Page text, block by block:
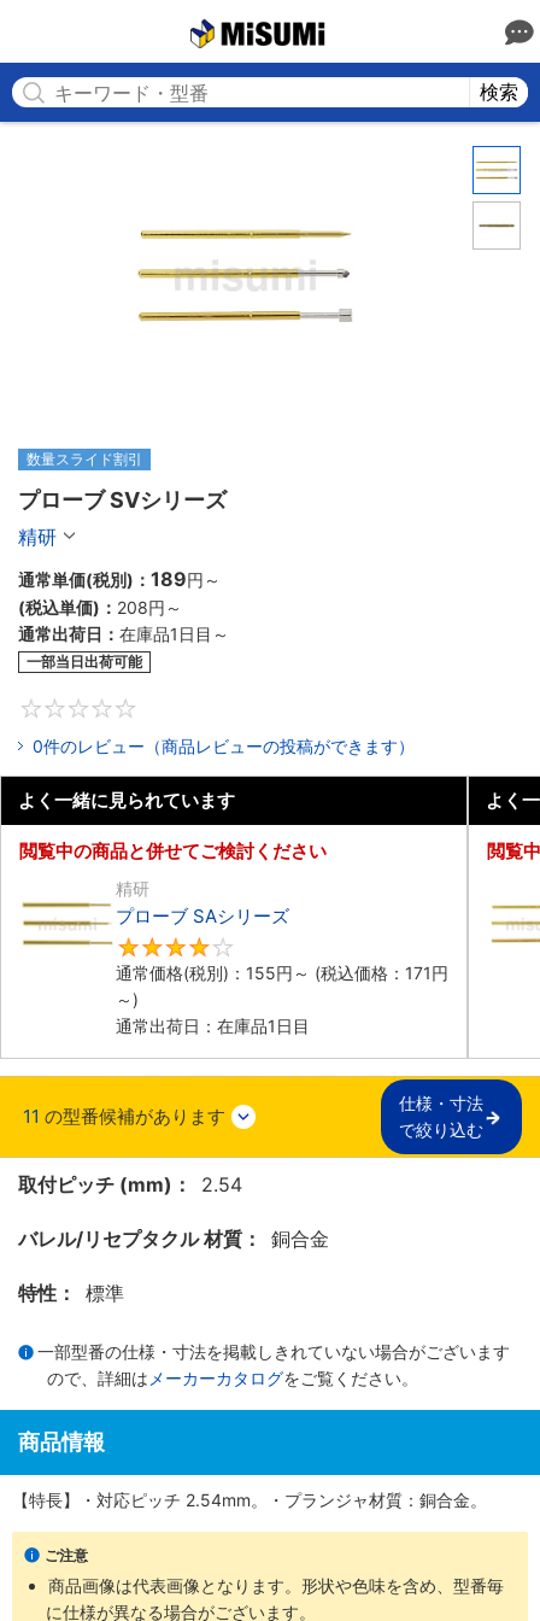
検索
数量スライド割引
プローブ SVシリーズ
精研
通常単価(税別)： 189円 ～
(税込単価)： 208円 ～
通常出荷日： 在庫品1日目～
一部当日出荷可能
0件のレビュー（商品レビューの投稿ができます）
よく一緒に見られています
閲覧中の商品と併せてご検討ください
精研
プローブ SAシリーズ
通常価格(税別)： 155円 ～ (税込価格： 171円
～)
通常出荷日：在庫品1日目
よく
閲覧
11 の型番候補があります
仕様・寸法
で絞り込む
取付ピッチ (mm)： 2.54
バレル/リセプタクル 材質： 銅合金
特性： 標準
一部型番の仕様・寸法を掲載しきれていない場合がございます
ので、詳細は メーカーカタログをご覧ください。
商品情報
【特長】・対応ピッチ 2.54mm。・プランジャ材質：銅合金。
ご注意
商品画像は代表画像となります。形状や色味を含め、型番毎
に仕様が異なる場合がございます。